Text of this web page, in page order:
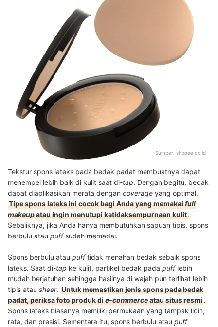
Sumber: shopee.co.id
Tekstur spons lateks pada bedak padat membuatnya dapat
menempel lebih baik di kulit saat di-tap. Dengan begitu, bedak
dapat diaplikasikan merata dengan coverage yang optimal.
Tipe spons lateks ini cocok bagi Anda yang memakaifull
makeupatau ingin menutupi ketidaksempurnaan kulit.
Sebaliknya, jika Anda hanya membutuhkan sapuan tipis, spons
berbulu atau puffsudah memadai.
Spons berbulu atau pufftidak menahan bedak sebaik spons
lateks. Saat di-tap ke kulit, partikel bedak pada pufflebih
mudah berjatuhan sehingga hasilnya di wajah pun terlihat lebih
tipis atau sheer. Untuk memastikan jenis spons pada bedak
padat, periksa foto produk die-commerceatau situs resmi.
Spons lateks biasanya memiliki permukaan yang tampak licin,
rata, dan presisi. Sementara itu, spons berbulu atau puff